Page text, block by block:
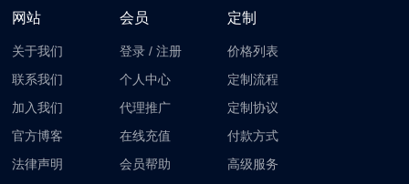
网站
关于我们
联系我们
加入我们
官方博客
法律声明
会员
登录 /注册
个人中心
代理推广
在线充值
会员帮助
定制
价格列表
定制流程
定制协议
付款方式
高级服务